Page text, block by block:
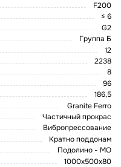
F200
≤ 6
G2
Группа Б
12
2238
8
96
186,5
Granite Ferro
Частичный прокрас
Вибропрессование
Кратно поддонам
Подолино - МО
1000x500x80